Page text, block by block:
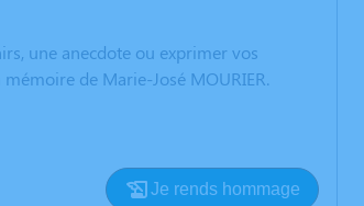
une anecdote ou exprimer vos
de Marie-José MOURIER.
Je rends hommage